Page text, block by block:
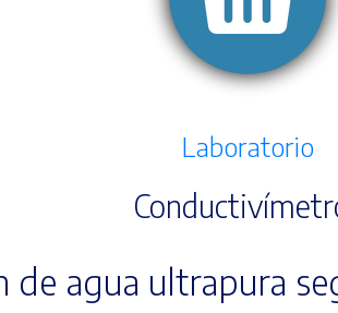
Laboratorio
de agua ultrapura